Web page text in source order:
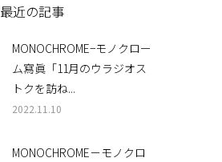
最近の記事
MONOCHROME−モノクロー
ム寫眞「11月のウラジオス
トクを訪ね...
2022.11.10
MONOCHROME－モノクロ